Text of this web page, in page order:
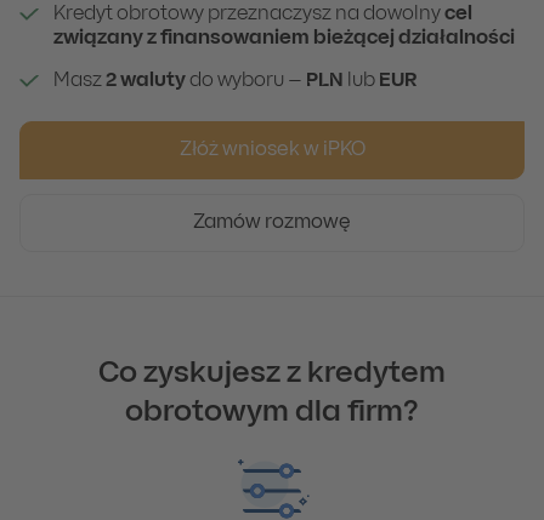
Kredyt obrotowy przeznaczysz na dowolny cel
związany z finansowaniem bieżącej działalności
Masz 2 waluty do wyboru – PLN lub EUR
Złóż wniosek w iPKO
Zamów rozmowę
Co zyskujesz z kredytem
obrotowym dla firm?